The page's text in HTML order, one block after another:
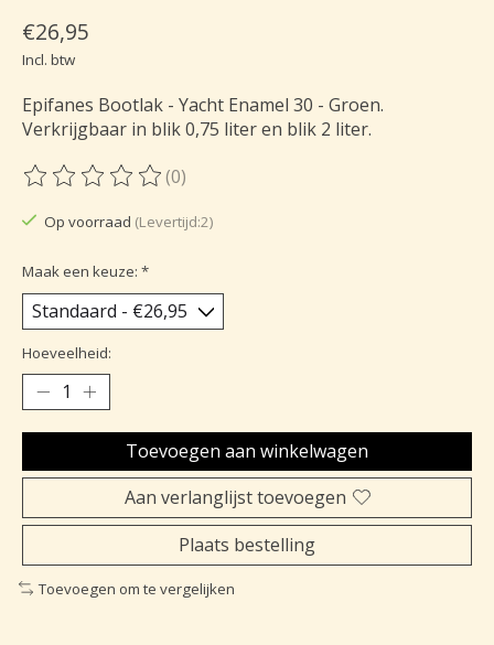
€26,95
Incl. btw
Epifanes Bootlak - Yacht Enamel 30 - Groen.
Verkrijgbaar in blik 0,75 liter en blik 2 liter.
De beoordeling van dit product is
(0)
Op voorraad (Levertijd:2)
Maak een keuze: *
Hoeveelheid:
Toevoegen aan winkelwagen
Aan verlanglijst toevoegen
Plaats bestelling
Toevoegen om te vergelijken